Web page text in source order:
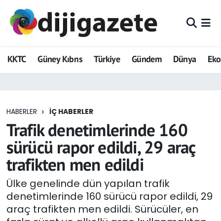
KKTC Güney Kıbrıs Türkiye Gündem Dünya
HABERLER İÇ HABERLER
Trafik denetimlerinde 160
sürücü rapor edildi, 29 araç
trafikten men edildi
Ülke genelinde dün yapılan trafik
denetimlerinde 160 sürücü rapor edildi, 29
araç trafikten men edildi. Sürücüler, en
ADVERTORIAL
Dijigazete
Eğitim
Ekonomi
Foto Galeri
GEZİ
Güncel
Hava Durumu
Trafik Durumu
Tüm Manşetler
Son Dakika Haberleri
Haber Arşivi